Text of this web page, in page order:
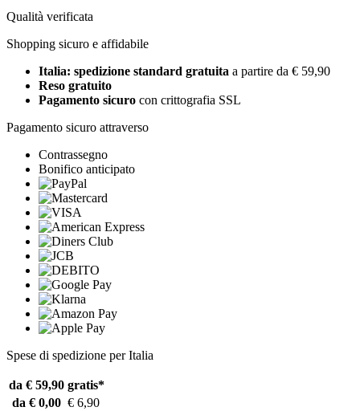
Qualità verificata
Shopping sicuro e affidabile
Italia: spedizione standard gratuita a partire da € 59,90
Reso gratuito
Pagamento sicuro con crittografia SSL
Pagamento sicuro attraverso
Contrassegno
Bonifico anticipato
Spese di spedizione per Italia
da € 59,90 gratis*
da € 0,00 € 6,90